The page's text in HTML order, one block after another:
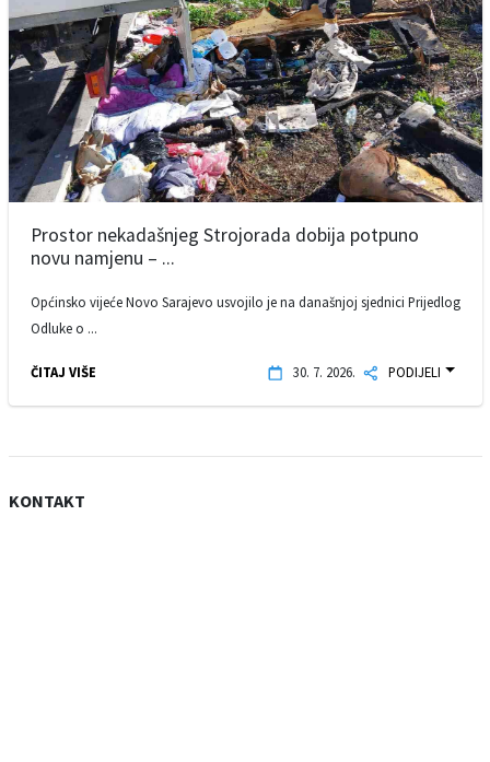
Prostor nekadašnjeg Strojorada dobija potpuno
novu namjenu – ...
Općinsko vijeće Novo Sarajevo usvojilo je na današnjoj sjednici Prijedlog
Odluke o ...
ČITAJ VIŠE 30. 7. 2026. PODIJELI
KONTAKT